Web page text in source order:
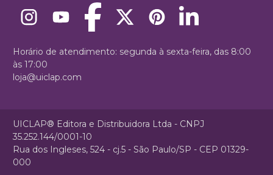
Horário de atendimento: segunda à sexta-feira, das 8:00
às 17:00
loja@uiclap.com
UICLAP® Editora e Distribuidora Ltda - CNPJ
35.252.144/0001-10
Rua dos Ingleses, 524 - cj.5 - São Paulo/SP - CEP 01329-
000